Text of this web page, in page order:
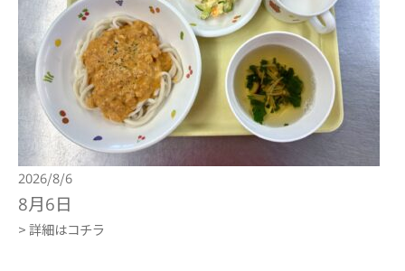
2026/8/6
8月6日
> 詳細はコチラ